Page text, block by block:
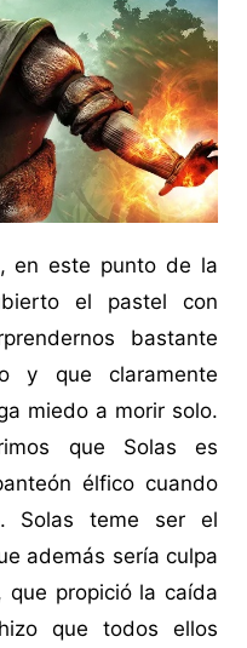
en este punto de la
el pastel con
bastante
y que claramente
miedo a morir solo.
que Solas es
élfico cuando
Solas teme ser el
además sería culpa
que propició la caída
que todos ellos